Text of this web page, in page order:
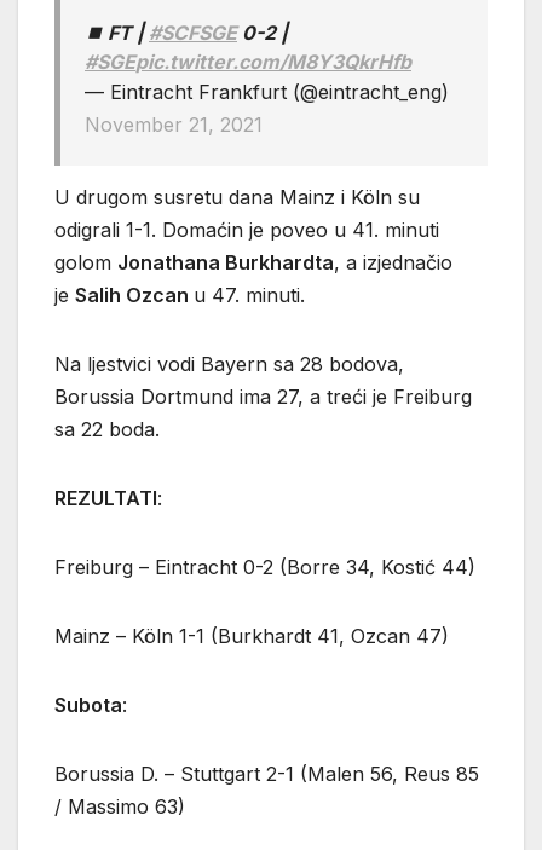
⏹ FT |#SCFSGE0-2 |
#SGEpic.twitter.com/M8Y3QkrHfb
— Eintracht Frankfurt (@eintracht_eng)
November 21, 2021
U drugom susretu dana Mainz i Köln su
odigrali 1-1. Domaćin je poveo u 41. minuti
golom Jonathana Burkhardta, a izjednačio
je Salih Ozcan u 47. minuti.
Na ljestvici vodi Bayern sa 28 bodova,
Borussia Dortmund ima 27, a treći je Freiburg
sa 22 boda.
REZULTATI:
Freiburg – Eintracht 0-2 (Borre 34, Kostić 44)
Mainz – Köln 1-1 (Burkhardt 41, Ozcan 47)
Subota:
Borussia D. – Stuttgart 2-1 (Malen 56, Reus 85
/ Massimo 63)